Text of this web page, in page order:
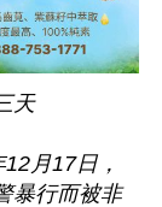
天
月17日，
暴行而被非